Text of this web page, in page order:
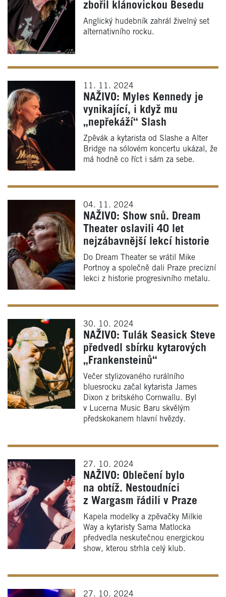
zbořil klánovickou Besedu
Anglický hudebník zahrál živelný set
alternativního rocku.
11. 11. 2024
NAŽIVO: Myles Kennedy je
vynikající, i když mu
„nepřekáží“ Slash
Zpěvák a kytarista od Slashe a Alter
Bridge na sólovém koncertu ukázal, že
má hodně co říct i sám za sebe.
04. 11. 2024
NAŽIVO: Show snů. Dream
Theater oslavili 40 let
nejzábavnější lekcí historie
Do Dream Theater se vrátil Mike
Portnoy a společně dali Praze precizní
lekci z historie progresivního metalu.
30. 10. 2024
NAŽIVO: Tulák Seasick Steve
předvedl sbírku kytarových
„Frankensteinů“
Večer stylizovaného rurálního
bluesrocku začal kytarista James
Dixon z britského Cornwallu. Byl
v Lucerna Music Baru skvělým
předskokanem hlavní hvězdy.
27. 10. 2024
NAŽIVO: Oblečení bylo
na obtíž. Nestoudníci
z Wargasm řádili v Praze
Kapela modelky a zpěvačky Milkie
Way a kytaristy Sama Matlocka
předvedla neskutečnou energickou
show, kterou strhla celý klub.
27. 10. 2024